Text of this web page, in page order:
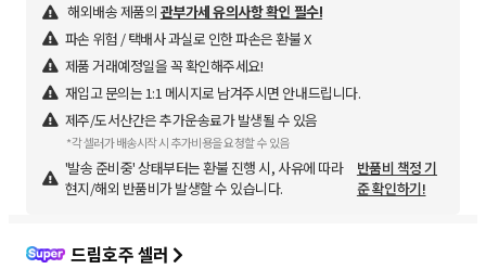
해외배송 제품의 관부가세 유의사항 확인 필수!
파손 위험 / 택배사 과실로 인한 파손은 환불 X
제품 거래예정일을 꼭 확인해주세요!
재입고 문의는 1:1 메시지로 남겨주시면 안내드립니다.
제주/도서산간은 추가운송료가 발생될 수 있음
*각 셀러가 배송시작 시 추가비용을 요청할 수 있음
'발송 준비중' 상태부터는 환불 진행 시, 사유에 따라
현지/해외 반품비가 발생할 수 있습니다.
반품비 책정 기
준 확인하기!
드림호주 셀러